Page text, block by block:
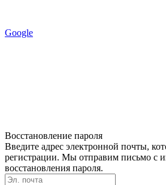
Google
Восстановление пароля
Введите адрес электронной почты,
регистрации. Мы отправим письмо с
восстановления пароля.